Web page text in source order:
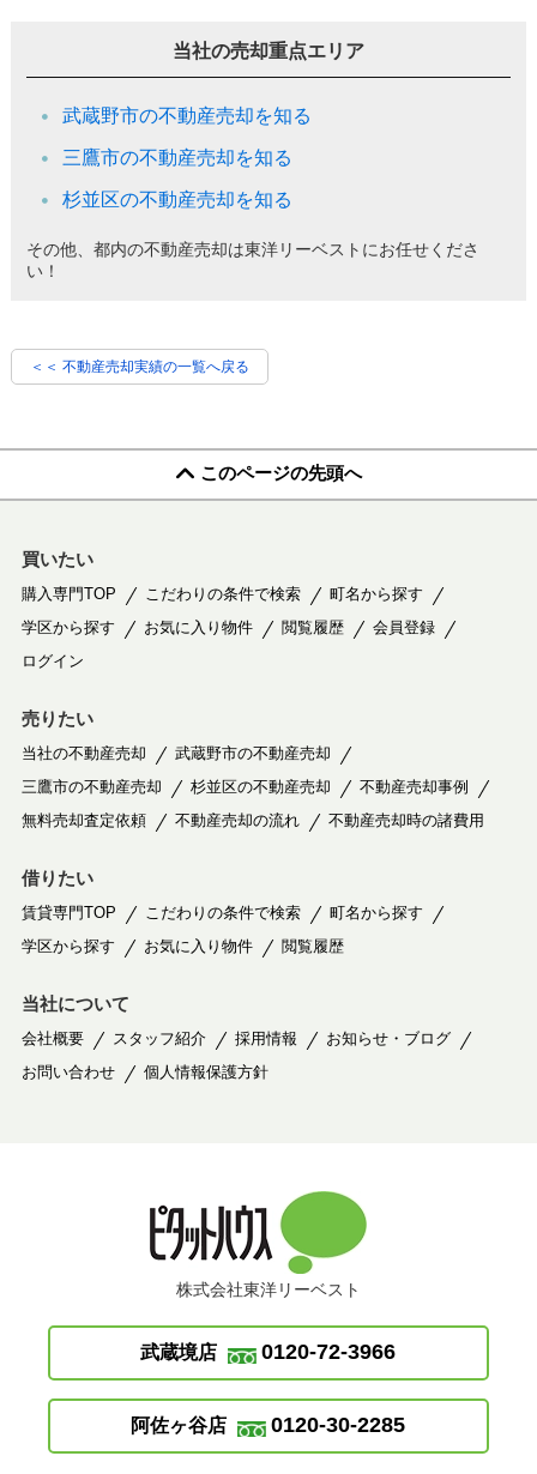
当社の売却重点エリア
武蔵野市の不動産売却を知る
三鷹市の不動産売却を知る
杉並区の不動産売却を知る
その他、都内の不動産売却は東洋リーベストにお任せくださ
い！
＜＜ 不動産売却実績の一覧へ戻る
このページの先頭へ
買いたい
購入専門TOP こだわりの条件で検索
町名から探す
学区から探す
お気に入り物件 閲覧履歴
会員登録
ログイン
売りたい
当社の不動産売却
武蔵野市の不動産売却
三鷹市の不動産売却
杉並区の不動産売却
不動産売却事例
無料売却査定依頼
不動産売却の流れ 不動産売却時の諸費用
借りたい
賃貸専門TOP こだわりの条件で検索
町名から探す
学区から探す
お気に入り物件 閲覧履歴
当社について
会社概要 スタッフ紹介 採用情報
お知らせ・ブログ
お問い合わせ
個人情報保護方針
株式会社東洋リーベスト
武蔵境店 0120-72-3966
阿佐ヶ谷店 0120-30-2285